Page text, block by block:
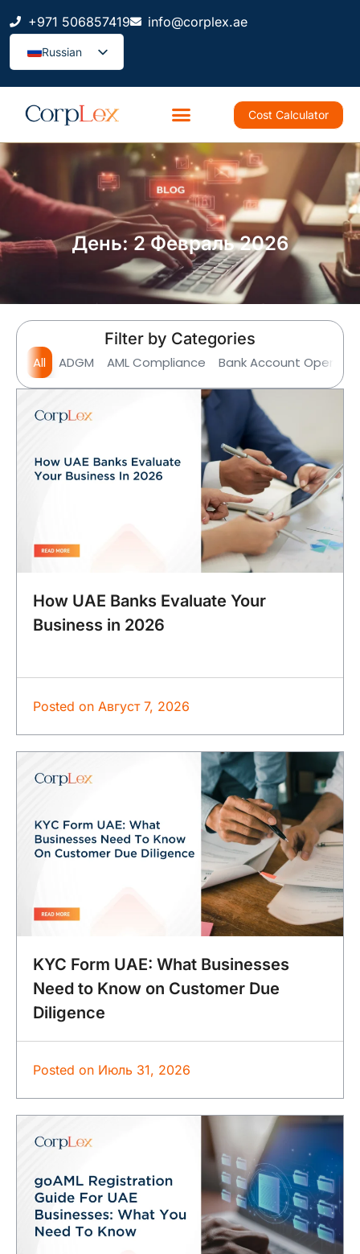
+971 506857419 info@corplex.ae
Russian
Cost Calculator
День: 2 Февраль 2026
Filter by Categories
ADGM AML Compliance Bank Account Opening
All
How UAE Banks Evaluate Your
Business in 2026
Posted on Август 7, 2026
KYC Form UAE: What Businesses
Need to Know on Customer Due
Diligence
Posted on Июль 31, 2026